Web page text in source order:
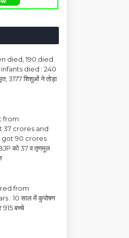
died, 190 died
died : 240
3177 शिशुओं ने तोड़ा
from
37 crores and
got 90 crores
को 37 व तृणमूल
from
: 10 साल में कुपोषण
915 बच्चे